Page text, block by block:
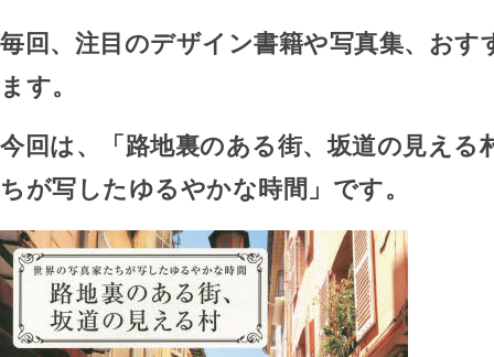
毎回、注目のデザイン書籍や写真集、おす
ます。
今回は、「路地裏のある街、坂道の見える
ちが写したゆるやかな時間」です。